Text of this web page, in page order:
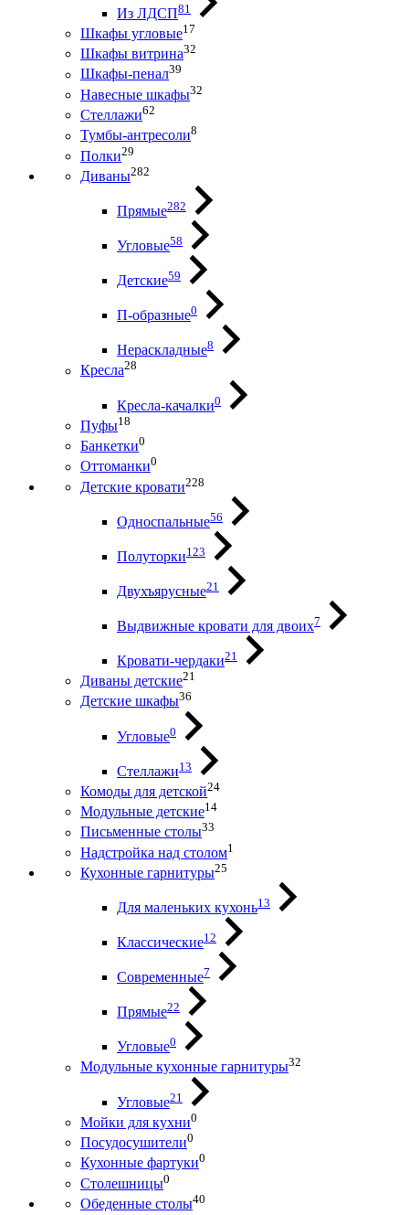
Из ЛДСП81
Шкафы угловые17
Шкафы витрина32
Шкафы-пенал39
Навесные шкафы32
Стеллажи62
Тумбы-антресоли8
Полки29
Диваны282
Прямые282
Угловые58
Детские59
П-образные0
Нераскладные8
Кресла28
Кресла-качалки0
Пуфы18
Банкетки0
Оттоманки0
Детские кровати228
Односпальные56
Полуторки123
Двухъярусные21
Выдвижные кровати для двоих7
Кровати-чердаки21
Диваны детские21
Детские шкафы36
Угловые0
Стеллажи13
Комоды для детской24
Модульные детские14
Письменные столы33
Надстройка над столом1
Кухонные гарнитуры25
Для маленьких кухонь13
Классические12
Современные7
Прямые22
Угловые0
Модульные кухонные гарнитуры32
Угловые21
Мойки для кухни0
Посудосушители0
Кухонные фартуки0
Столешницы0
Обеденные столы40